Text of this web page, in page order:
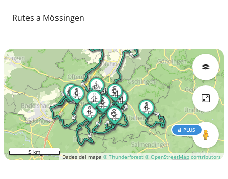
Rutes a Mössingen
Dades del mapa © Thunderforest © OpenStreetMap contributors
PLUS
5 km